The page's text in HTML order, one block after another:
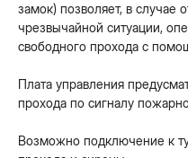
замок) позволяет, в случае
чрезвычайной ситуации,
свободного прохода с
Плата управления
прохода по сигналу
Возможно подключение к